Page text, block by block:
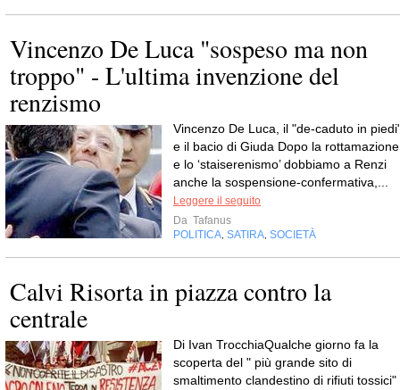
Vincenzo De Luca "sospeso ma non
troppo" - L'ultima invenzione del
renzismo
Vincenzo De Luca, il "de-caduto in
e il bacio di Giuda Dopo la rottamazione
e lo ‘staiserenismo’ dobbiamo a Renzi
anche la sospensione-confermativa,...
Leggere il seguito
Da Tafanus
POLITICA, SATIRA, SOCIETÀ
Calvi Risorta in piazza contro la
centrale
Di Ivan TrocchiaQualche giorno fa la
scoperta del " più grande sito di
smaltimento clandestino di rifiuti tossici"